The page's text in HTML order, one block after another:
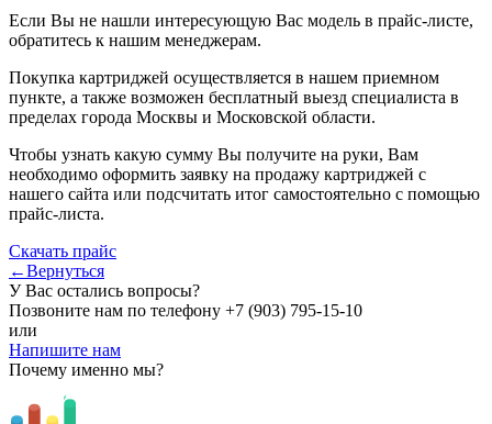
Если Вы не нашли интересующую Вас модель в прайс-листе,
обратитесь к нашим менеджерам.
Покупка картриджей осуществляется в нашем приемном
пункте, а также возможен бесплатный выезд специалиста в
пределах города Москвы и Московской области.
Чтобы узнать какую сумму Вы получите на руки, Вам
необходимо оформить заявку на продажу картриджей с
нашего сайта или подсчитать итог самостоятельно с помощью
прайс-листа.
Скачать прайс
←Вернуться
У Вас остались вопросы?
Позвоните нам по телефону +7 (903) 795-15-10
или
Напишите нам
Почему именно мы?